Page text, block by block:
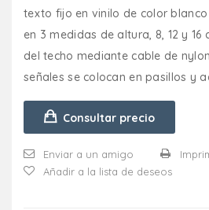
texto fijo en vinilo de color
en 3 medidas de altura, 8, 12 y 16
del techo mediante cable de
señales se colocan en pasillos y
Consultar precio
Enviar a un amigo
Añadir a la lista de deseos